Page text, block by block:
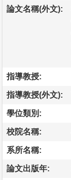
論文名稱(外文):
指導教授:
指導教授(外文):
學位類別:
校院名稱:
系所名稱:
論文出版年: